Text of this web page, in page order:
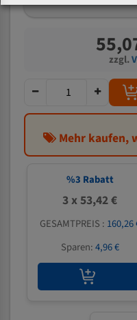
zzgl.
Mehr kaufen,
%3 Rabatt
3 x 53,42 €
GESAMTPREIS : 160,26
Sparen:4,96 €